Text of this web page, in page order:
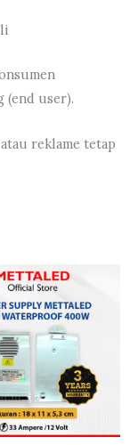
(end user).
reklame tetap